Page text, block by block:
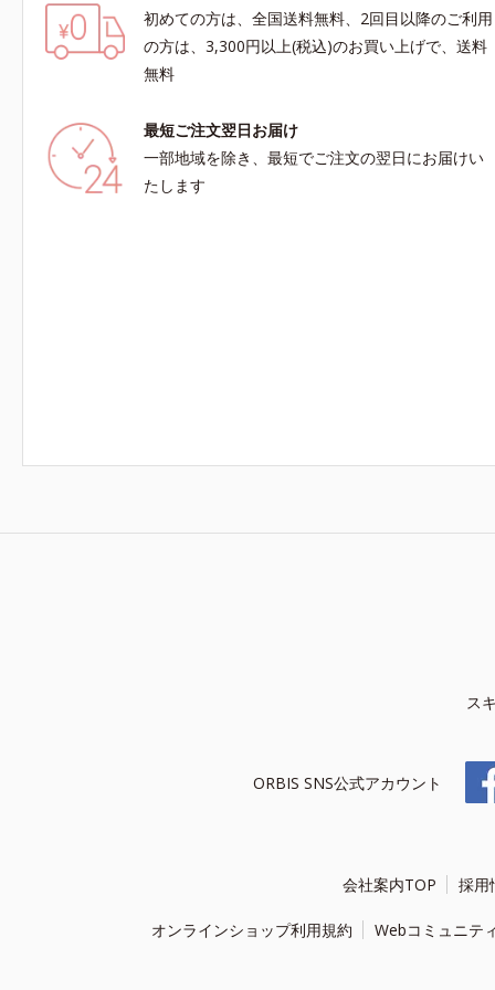
初めての方は、全国送料無料、2回目以降のご利用
の方は、3,300円以上(税込)のお買い上げで、送料
無料
最短ご注文翌日お届け
一部地域を除き、最短でご注文の翌日にお届けい
たします
ス
ORBIS SNS公式アカウント
会社案内TOP 採用
オンラインショップ利用規約 Webコミュニテ